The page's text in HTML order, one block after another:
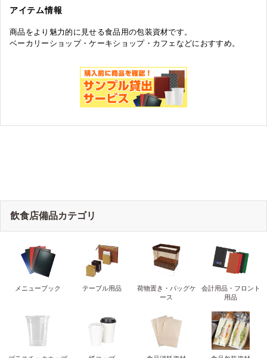
アイテム情報
商品をより魅力的に見せる食品用の包装資材です。
ベーカリーショップ・ケーキショップ・カフェなどにおすすめ。
飲食店備品カテゴリ
メニューブック テーブル用品
荷物置き・バッグケ
ース
会計用品・フロント
用品